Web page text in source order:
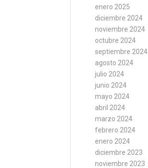
enero 2025
diciembre 2024
noviembre 2024
octubre 2024
septiembre 2024
agosto 2024
julio 2024
junio 2024
mayo 2024
abril 2024
marzo 2024
febrero 2024
enero 2024
diciembre 2023
noviembre 2023